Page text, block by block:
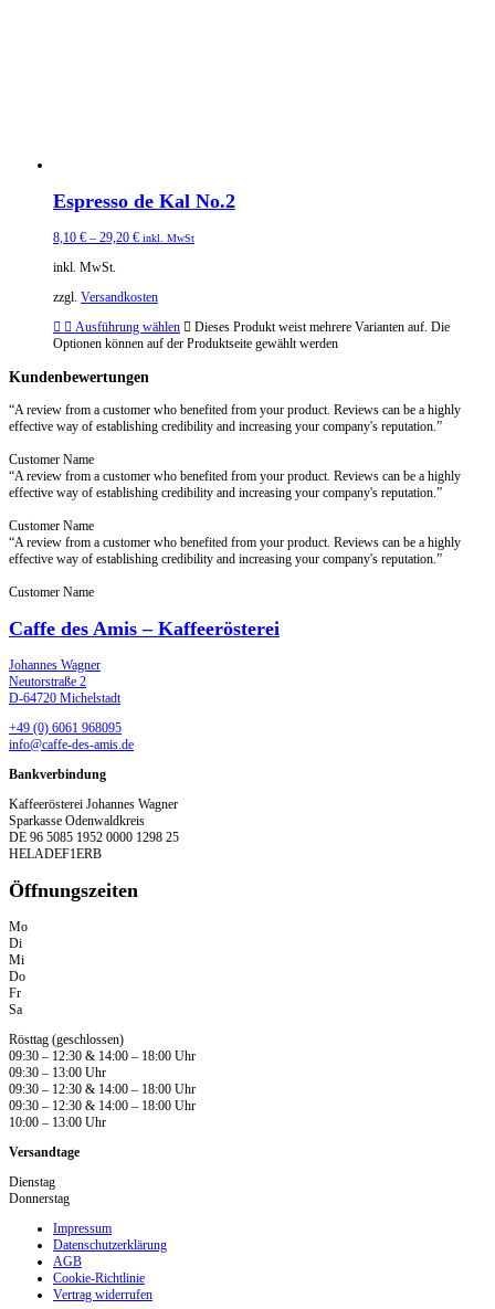
Espresso de Kal No.2
8,10 € – 29,20 € inkl. MwSt
inkl. MwSt.
zzgl. Versandkosten
Ausführung wählen
Dieses Produkt weist mehrere Varianten auf. Die
Optionen können auf der Produktseite gewählt werden
Kundenbewertungen
“A review from a customer who benefited from your product. Reviews can be a highly
effective way of establishing credibility and increasing your company's reputation.”
Customer Name
“A review from a customer who benefited from your product. Reviews can be a highly
effective way of establishing credibility and increasing your company's reputation.”
Customer Name
“A review from a customer who benefited from your product. Reviews can be a highly
effective way of establishing credibility and increasing your company's reputation.”
Customer Name
Caffe des Amis – Kaffeerösterei
Johannes Wagner
Neutorstraße 2
D-64720 Michelstadt
+49 (0) 6061 968095
info@caffe-des-amis.de
Bankverbindung
Kaffeerösterei Johannes Wagner
Sparkasse Odenwaldkreis
DE 96 5085 1952 0000 1298 25
HELADEF1ERB
Öffnungszeiten
Mo
Di
Mi
Do
Fr
Sa
Rösttag (geschlossen)
09:30 – 12:30 & 14:00 – 18:00 Uhr
09:30 – 13:00 Uhr
09:30 – 12:30 & 14:00 – 18:00 Uhr
09:30 – 12:30 & 14:00 – 18:00 Uhr
10:00 – 13:00 Uhr
Versandtage
Dienstag
Donnerstag
Impressum
Datenschutzerklärung
AGB
Cookie-Richtlinie
Vertrag widerrufen